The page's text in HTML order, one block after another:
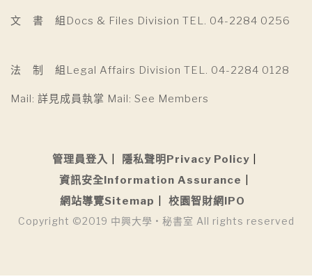
文 書 組Docs & Files Division TEL. 04-2284 0256
法 制 組Legal Affairs Division TEL. 04-2284 0128
Mail: 詳見成員執掌 Mail: See Members
管理員登入
隱私聲明Privacy Policy
資訊安全Information Assurance
網站導覽Sitemap
校園智財網IPO
Copyright ©2019 中興大學 • 秘書室 All rights reserved